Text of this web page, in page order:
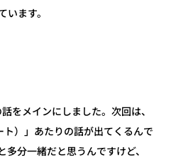
ます。
をメインにしました。次回は、
）」あたりの話が出てくるんで
分一緒だと思うんですけど、